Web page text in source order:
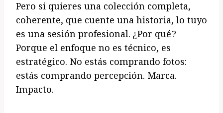
Pero si quieres una colección completa,
coherente, que cuente una historia, lo tuyo
es una sesión profesional. ¿Por qué?
Porque el enfoque no es técnico, es
estratégico. No estás comprando fotos:
estás comprando percepción. Marca.
Impacto.